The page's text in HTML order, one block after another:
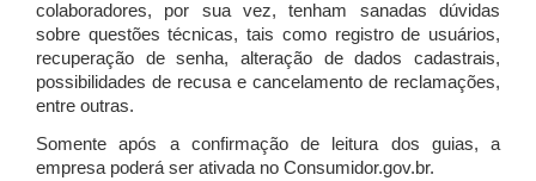
colaboradores, por sua vez, tenham sanadas dúvidas
sobre questões técnicas, tais como registro de usuários,
recuperação de senha, alteração de dados cadastrais,
possibilidades de recusa e cancelamento de reclamações,
entre outras.
Somente após a confirmação de leitura dos guias, a
empresa poderá ser ativada no Consumidor.gov.br.